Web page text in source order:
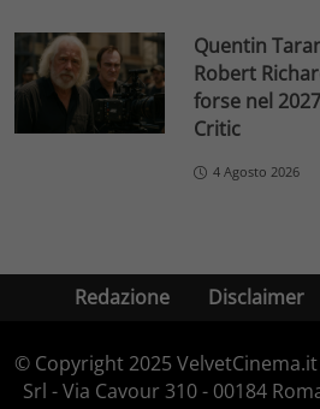
Quentin
Robert
forse nel
Critic
4 Agosto 2026
Redazione Disclaimer
© Copyright 2025
Srl - Via Cavour 310 - 00184